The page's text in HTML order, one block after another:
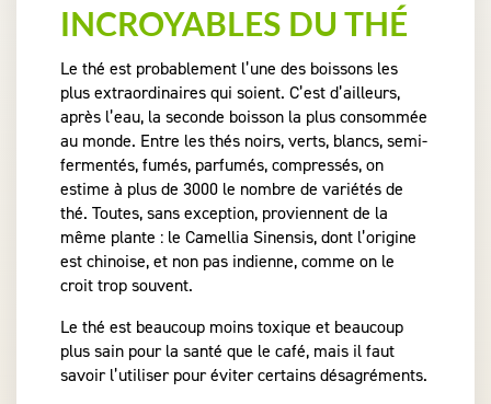
INCROYABLES DU THÉ
Le thé est probablement l’une des boissons les
plus extraordinaires qui soient. C’est d’ailleurs,
après l’eau, la seconde boisson la plus consommée
au monde. Entre les thés noirs, verts, blancs, semi-
fermentés, fumés, parfumés, compressés, on
estime à plus de 3000 le nombre de variétés de
thé. Toutes, sans exception, proviennent de la
même plante : le Camellia Sinensis, dont l’origine
est chinoise, et non pas indienne, comme on le
croit trop souvent.
Le thé est beaucoup moins toxique et beaucoup
plus sain pour la santé que le café, mais il faut
savoir l’utiliser pour éviter certains désagréments.